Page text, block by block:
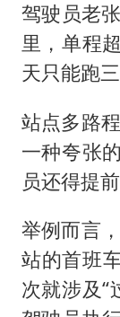
驾驶员老
里，单程
天只能跑
站点多路
一种夸张
员还得提
举例而言
站的首班
次就涉及“